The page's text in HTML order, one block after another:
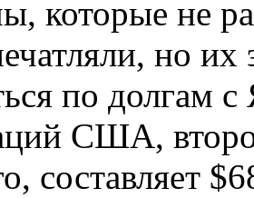
которые не
но их
по долгам
США,
составляет